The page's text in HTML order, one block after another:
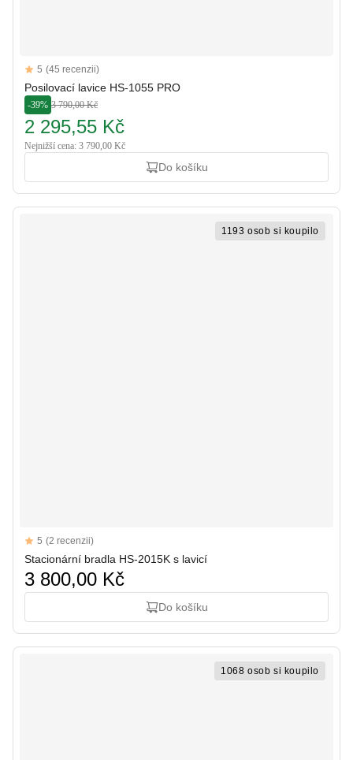
Reviews
5 out of 5 stars
5 (45 recenzii)
Posilovací lavice HS-1055 PRO
-39% 3 790,00 Kč
2 295,55 Kč
Nejnižší cena: 3 790,00 Kč
Do košíku
1193 osob si koupilo
Reviews
5 out of 5 stars
5 (2 recenzii)
Stacionární bradla HS-2015K s lavicí
3 800,00 Kč
Do košíku
1068 osob si koupilo